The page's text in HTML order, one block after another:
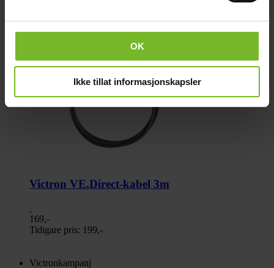
OK
Ikke tillat informasjonskapsler
Victronkampanj
-15%
Victron VE.Direct-kabel 3m
169,-
Tidigare pris: 199,-
Victronkampanj